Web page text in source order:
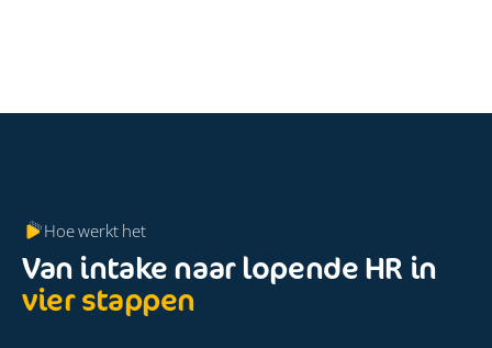
Hoe werkt het
Van intake naar lopende HR in
vier stappen